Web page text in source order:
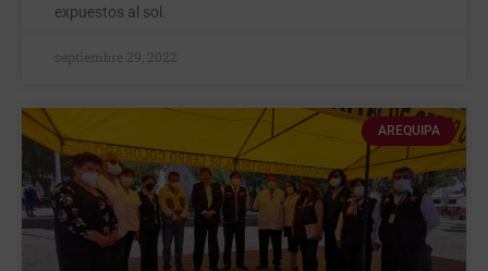
expuestos al sol.
septiembre 29, 2022
AREQUIPA